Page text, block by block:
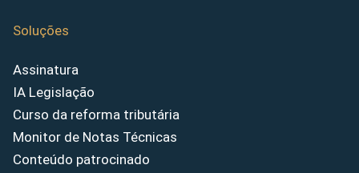
Soluções
Assinatura
IA Legislação
Curso da reforma tributária
Monitor de Notas Técnicas
Conteúdo patrocinado